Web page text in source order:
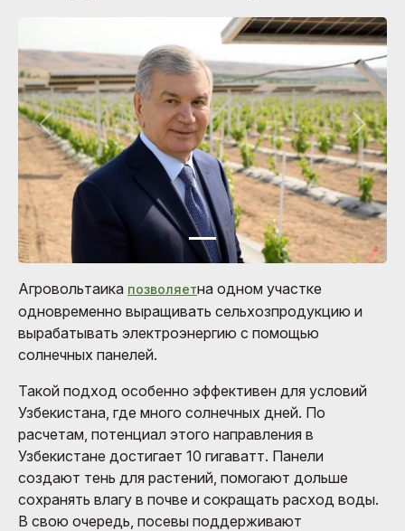
Агровольтаика позволяетна одном участке
одновременно выращивать сельхозпродукцию и
вырабатывать электроэнергию с помощью
солнечных панелей.
Такой подход особенно эффективен для условий
Узбекистана, где много солнечных дней. По
расчетам, потенциал этого направления в
Узбекистане достигает 10 гигаватт. Панели
создают тень для растений, помогают дольше
сохранять влагу в почве и сокращать расход воды.
В свою очередь, посевы поддерживают